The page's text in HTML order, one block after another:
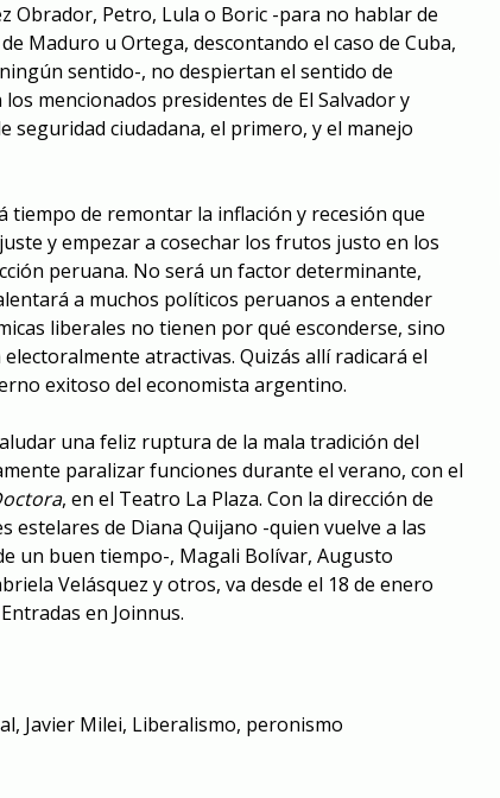
Obrador, Petro, Lula o Boric -para no hablar de
Maduro u Ortega, descontando el caso de Cuba,
sentido-, no despiertan el sentido de
mencionados presidentes de El Salvador y
seguridad ciudadana, el primero, y el manejo
tiempo de remontar la inflación y recesión que
y empezar a cosechar los frutos justo en los
peruana. No será un factor determinante,
a muchos políticos peruanos a entender
liberales no tienen por qué esconderse, sino
atractivas. Quizás allí radicará el
exitoso del economista argentino.
una feliz ruptura de la mala tradición del
paralizar funciones durante el verano, con el
, en el Teatro La Plaza. Con la dirección de
estelares de Diana Quijano -quien vuelve a las
un buen tiempo-, Magali Bolívar, Augusto
Velásquez y otros, va desde el 18 de enero
en Joinnus.
, Javier Milei, Liberalismo, peronismo